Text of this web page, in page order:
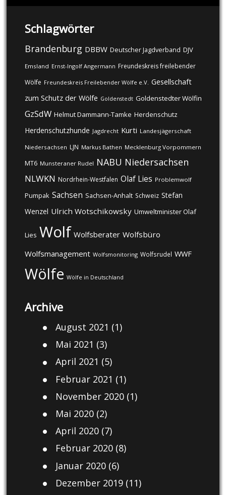
Schlagwörter
Brandenburg DBBW Deutscher Jagdverband DJV
Emsland Ernst-Ingolf Angermann Freundeskreis freilebender
Wölfe Freundeskreis Freilebender Wölfe e.V. Gesellschaft
zum Schutz der Wölfe Goldenstedt Goldenstedter Wölfin
GzSdW Helmut Dammann-Tamke Herdenschutz
Herdenschutzhunde Jagdrecht Kurti Landesjägerschaft
Niedersachsen LJN Markus Bathen Mecklenburg Vorpommern
MT6 Munsteraner Rudel NABU Niedersachsen
NLWKN Nordrhein-Westfalen Olaf Lies Problemwolf
Pumpak Sachsen Sachsen-Anhalt Schweiz Stefan
Wenzel Ulrich Wotschikowsky Umweltminister Olaf
Lies Wolf Wolfsberater Wolfsbüro
Wolfsmanagement Wolfsmonitoring Wolfsrudel WWF
Wölfe Wölfe in Deutschland
Archive
August 2021 (1)
Mai 2021 (3)
April 2021 (5)
Februar 2021 (1)
November 2020(1)
Mai 2020(2)
April 2020(7)
Februar 2020(8)
Januar 2020(6)
Dezember 2019(11)